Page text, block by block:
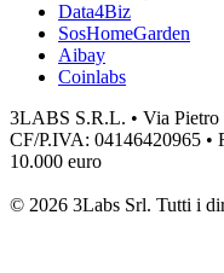
Data4Biz
SosHomeGarden
Aibay
Coinlabs
3LABS S.R.L. • Via Pietro
CF/P.IVA: 04146420965 •
10.000 euro
© 2026 3Labs Srl. Tutti i